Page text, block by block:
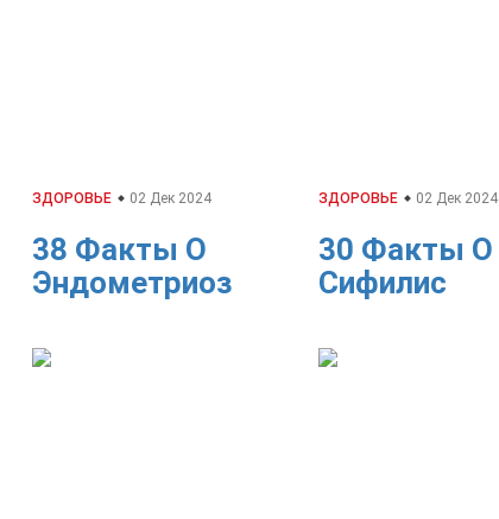
ЗДОРОВЬЕ 02 Дек 2024
38 Факты О
Эндометриоз
ЗДОРОВЬЕ 02 Дек 2024
30 Факты О
Сифилис